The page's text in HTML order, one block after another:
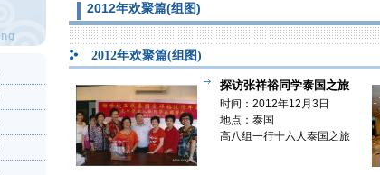
2012年欢聚篇(组图)
2012年欢聚篇(组图)
探访张祥裕同学泰国之旅
【欢聚篇】
时间：2012年12月3日
地点：泰国
高八组一行十六人泰国之旅